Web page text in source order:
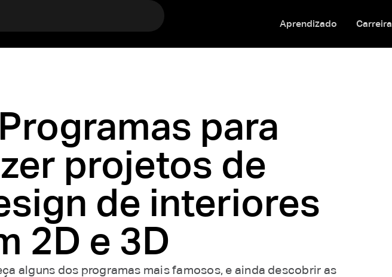
Aprendizado Carreira
para
projetos de
de interiores
2D e 3D
alguns dos programas mais famosos, e ainda descobrir as